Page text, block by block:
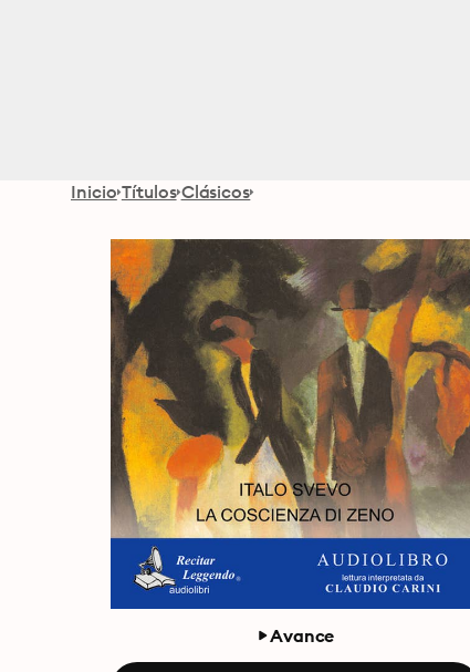
Inicio Títulos Clásicos
Avance